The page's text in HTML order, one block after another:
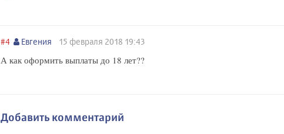
#4 Евгения 15 февраля 2018 19:43
А как оформить выплаты до 18 лет??
Добавить комментарий